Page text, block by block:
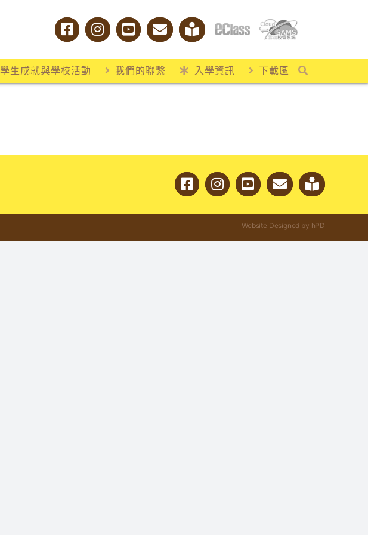
學生成就與學校活動 我們的聯繫 入學資訊 下載區
Website Designed by hPD